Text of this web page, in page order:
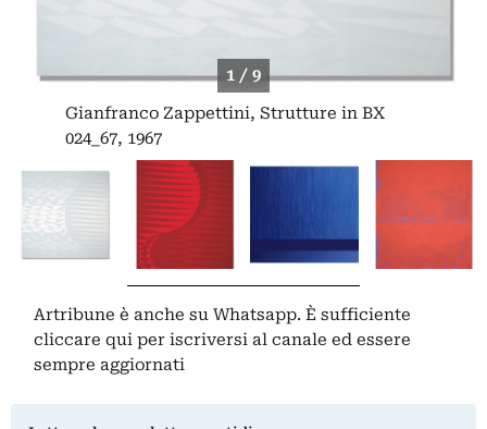
1 / 9
Gianfranco Zappettini, Strutture in BX
024_67, 1967
Artribune è anche su Whatsapp. È sufficiente
cliccare qui per iscriversi al canale ed essere
sempre aggiornati